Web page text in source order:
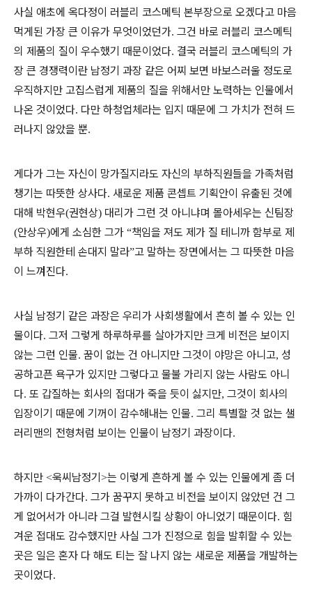
사실 애초에 옥다정이 러블리 코스메틱 본부장으로 오겠다고 마음
먹게된 가장 큰 이유가 무엇이었던가. 그건 바로 러블리 코스메틱
의 제품의 질이 우수했기 때문이었다. 결국 러블리 코스메틱의 가
장 큰 경쟁력이란 남정기 과장 같은 어찌 보면 바보스러울 정도로
우직하지만 고집스럽게 제품의 질을 위해서만 노력하는 인물에서
나온 것이었다. 다만 하청업체라는 입지 때문에 그 가치가 전혀 드
러나지 않았을 뿐.
게다가 그는 자신이 망가질지라도 자신의 부하직원들을 가족처럼
챙기는 따뜻한 상사다. 새로운 제품 콘셉트 기획안이 유출된 것에
대해 박현우(권현상) 대리가 그런 것 아니냐며 몰아세우는 신팀장
(안상우)에게 소심한 그가 “책임을 져도 제가 질 테니까 함부로 제
부하 직원한테 손대지 말라”고 말하는 장면에서는 그 따뜻한 마음
이 느껴진다.
사실 남정기 같은 과장은 우리가 사회생활에서 흔히 볼 수 있는 인
물이다. 그저 그렇게 하루하루를 살아가지만 크게 비전은 보이지
않는 그런 인물. 꿈이 없는 건 아니지만 그것이 야망은 아니고, 성
공하고픈 욕구가 있지만 그렇다고 물불 가리지 않는 사람도 아니
다. 또 갑질하는 회사의 접대가 죽을 듯이 싫지만, 그것이 회사의
입장이기 때문에 기꺼이 감수해내는 인물. 그리 특별할 것 없는 샐
러리맨의 전형처럼 보이는 인물이 남정기 과장이다.
하지만 <욱씨남정기 >는 이렇게 흔하게 볼 수 있는 인물에게 좀 더
가까이 다가간다. 그가 꿈꾸지 못하고 비전을 보이지 않았던 건 그
게 없어서가 아니라 그걸 발현시킬 상황이 아니었기 때문이다. 힘
겨운 접대도 감수했지만 사실 그가 진정으로 힘을 발휘할 수 있는
곳은 일은 혼자 다 해도 티는 잘 나지 않는 새로운 제품을 개발하는
곳이었다.